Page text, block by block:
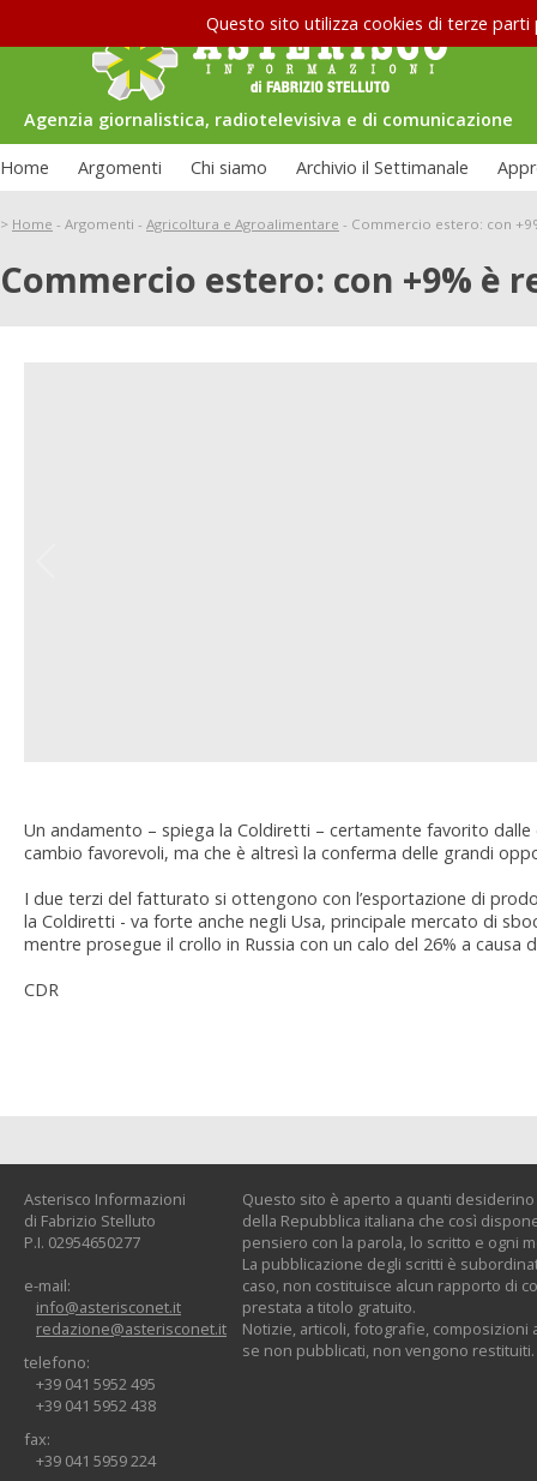
Questo sito utilizza cookies di terze
Agenzia giornalistica, radiotelevisiva e di comunicazione
Home Argomenti Chi siamo Archivio il Settimanale
> Home - Argomenti - Agricoltura e Agroalimentare - Commercio estero: con
Commercio estero: con +9% è
Un andamento – spiega la Coldiretti – certamente favorito
cambio favorevoli, ma che è altresì la conferma delle grandi
I due terzi del fatturato si ottengono con l’esportazione di
la Coldiretti - va forte anche negli Usa, principale mercato di
mentre prosegue il crollo in Russia con un calo del 26% a causa
CDR
Asterisco Informazioni
di Fabrizio Stelluto
P.I. 02954650277
e-mail:
info@asterisconet.it
redazione@asterisconet.it
telefono:
+39 041 5952 495
+39 041 5952 438
fax:
+39 041 5959 224
Questo sito è aperto a quanti
della Repubblica italiana che così
pensiero con la parola, lo scritto e ogni
La pubblicazione degli scritti è
caso, non costituisce alcun rapporto di
prestata a titolo gratuito.
Notizie, articoli, fotografie, composizioni
se non pubblicati, non vengono restituiti.